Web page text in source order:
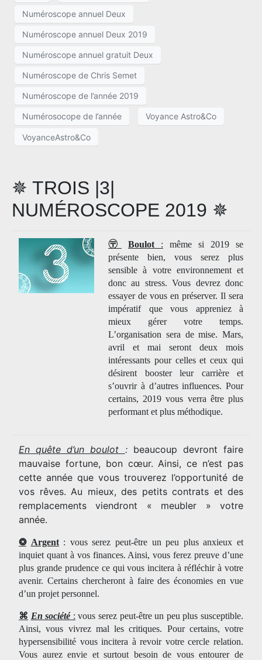
Numéroscope annuel Deux
Numéroscope annuel Deux 2019
Numéroscope annuel gratuit Deux
Numéroscope de Chris Semet
Numéroscope de l’année 2019
Numérosocope de l’année Voyance Astro&Co
VoyanceAstro&Co
✵ TROIS |3|
NUMÉROSCOPE 2019 ✵
〶 Boulot : même si 2019 se
présente bien, vous serez plus
sensible à votre environnement et
donc au stress. Vous devrez donc
essayer de vous en préserver. Il sera
impératif que vous appreniez à
mieux gérer votre temps.
L’organisation sera de mise. Mars,
avril et mai seront deux mois
intéressants pour celles et ceux qui
désirent booster leur carrière et
s’ouvrir à d’autres influences. Pour
certains, 2019 vous verra être plus
performant et plus méthodique.
En quête d’un boulot :beaucoup devront faire
mauvaise fortune, bon cœur. Ainsi, ce n’est pas
cette année que vous trouverez l’opportunité de
vos rêves. Au mieux, des petits contrats et des
remplacements viendront « meubler » votre
année.
❂ Argent: vous serez peut-être un peu plus anxieux et
inquiet quant à vos finances. Ainsi, vous ferez preuve d’une
plus grande prudence ce qui vous incitera à réfléchir à votre
avenir. Certains chercheront à faire des économies en vue
d’un projet personnel.
⌘ En société: vous serez peut-être un peu plus susceptible.
Ainsi, vous vivrez mal les critiques. Pour certains, votre
hypersensibilité vous incitera à revoir votre cercle relation.
Vous aurez envie et surtout besoin de vous entourer de